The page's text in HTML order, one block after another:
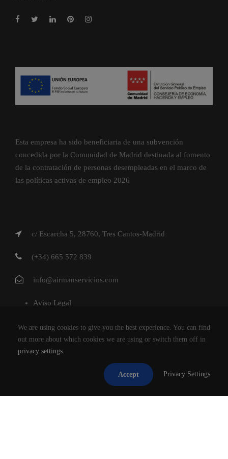
Esta empresa ha sido beneficiaria de una subvención
concedida por la Comunidad de Madrid destinada al fomento
de la contratación de personas desempleadas en el marco de
las políticas activas de empleo 2026
c/ Escarcha 5, 28760, Tres Cantos-Madrid
(+34) 665 572 839
info@airmanservicios.com
Aviso Legal
Política de Cookies
AIRMAN SERVICIOS DE RESTAURACION S.L.
TODOS LOS DERECHOS RESERVADOS.
We are using cookies to give you the best experience. You can find
out more about which cookies we are using or switch them off in
privacy settings.
Accept Privacy Settings